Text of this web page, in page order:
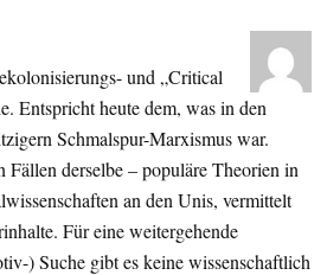
und „Critical
Entspricht heute dem, was in den
Schmalspur-Marxismus war.
Fällen derselbe – populäre Theorien in
an den Unis, vermittelt
Für eine weitergehende
) Suche gibt es keine wissenschaftlich